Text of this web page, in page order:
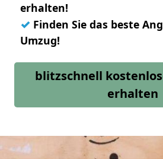
erhalten!
✓ Finden Sie das beste
Umzug!
blitzschnell
erhalten